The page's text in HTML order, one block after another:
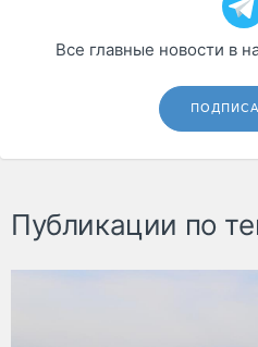
Все главные новости в
Публикации по